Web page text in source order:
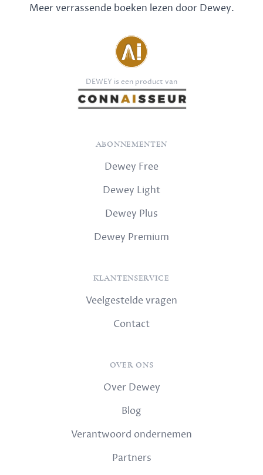
Meer verrassende boeken lezen door Dewey.
DEWEY is een product van
ABONNEMENTEN
Dewey Free
Dewey Light
Dewey Plus
Dewey Premium
KLANTENSERVICE
Veelgestelde vragen
Contact
OVER ONS
Over Dewey
Blog
Verantwoord ondernemen
Partners